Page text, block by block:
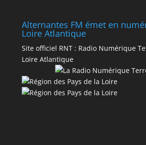
Alternantes FM émet en
Loire Atlantique
Site officiel RNT : Radio Numérique
Loire Atlantique